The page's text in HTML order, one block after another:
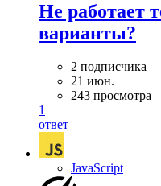
Не работает
варианты?
2 подписчика
21 июн.
243 просмотра
1
ответ
JavaScript